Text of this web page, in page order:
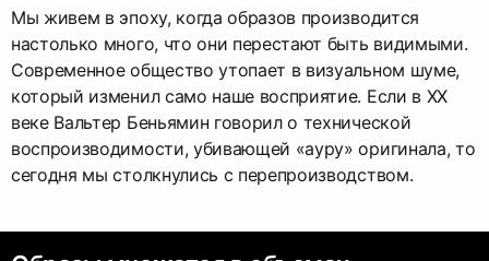
Мы живем в эпоху, когда образов производится
настолько много, что они перестают быть видимыми.
Современное общество утопает в визуальном шуме,
который изменил само наше восприятие. Если в XX
веке Вальтер Беньямин говорил о технической
воспроизводимости, убивающей «ауру» оригинала, то
сегодня мы столкнулись с перепроизводством.